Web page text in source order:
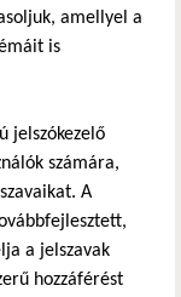
amellyel a
is
jelszókezelő
számára,
A
a jelszavak
hozzáférést